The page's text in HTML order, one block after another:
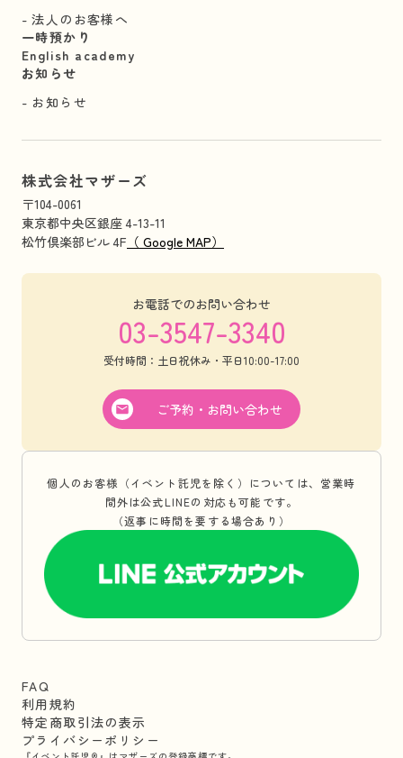
法人のお客様へ
一時預かり
English academy
お知らせ
お知らせ
株式会社マザーズ
〒104-0061
東京都中央区銀座 4-13-11
松竹倶楽部ビル 4F （ Google MAP）
お電話でのお問い合わせ
03-3547-3340
受付時間：土日祝休み・平日10:00-17:00
ご予約・お問い合わせ
個人のお客様（イベント託児を除く）については、営業時
間外は公式LINEの対応も可能です。
（返事に時間を要する場合あり）
FAQ
利用規約
特定商取引法の表示
プライバシーポリシー